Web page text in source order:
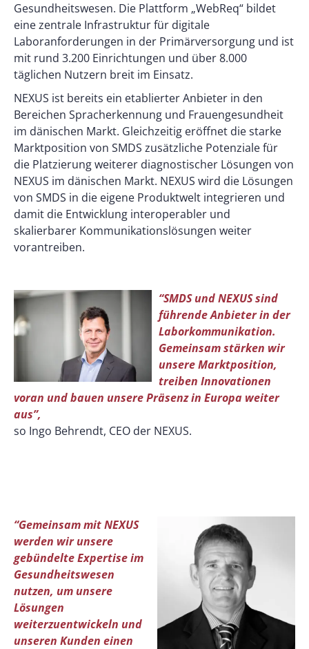
Gesundheitswesen. Die Plattform „WebReq“ bildet
eine zentrale Infrastruktur für digitale
Laboranforderungen in der Primärversorgung und ist
mit rund 3.200 Einrichtungen und über 8.000
täglichen Nutzern breit im Einsatz.
NEXUS ist bereits ein etablierter Anbieter in den
Bereichen Spracherkennung und Frauengesundheit
im dänischen Markt. Gleichzeitig eröffnet die starke
Marktposition von SMDS zusätzliche Potenziale für
die Platzierung weiterer diagnostischer Lösungen von
NEXUS im dänischen Markt. NEXUS wird die Lösungen
von SMDS in die eigene Produktwelt integrieren und
damit die Entwicklung interoperabler und
skalierbarer Kommunikationslösungen weiter
vorantreiben.
“SMDS und NEXUS sind
führende Anbieter in der
Laborkommunikation.
Gemeinsam stärken wir
unsere Marktposition,
treiben Innovationen
voran und bauen unsere Präsenz in Europa weiter
aus”,
so Ingo Behrendt, CEO der NEXUS.
“Gemeinsam mit NEXUS
werden wir unsere
gebündelte Expertise im
Gesundheitswesen
nutzen, um unsere
Lösungen
weiterzuentwickeln und
unseren Kunden einen